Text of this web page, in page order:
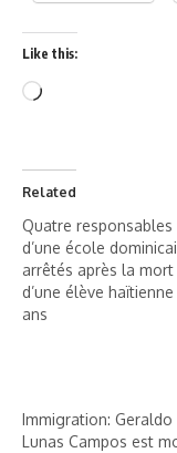
Like this:
Related
Quatre responsables
d’une école
arrêtés après la mort
d’une élève haïtienne
ans
Immigration: Geraldo
Lunas Campos est